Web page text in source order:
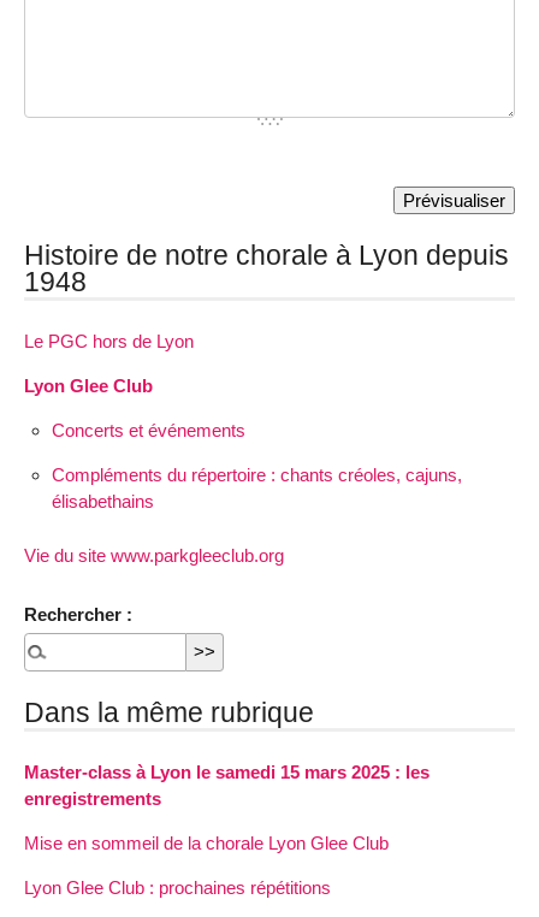
Histoire de notre chorale à Lyon depuis
1948
Le PGC hors de Lyon
Lyon Glee Club
Concerts et événements
Compléments du répertoire : chants créoles, cajuns,
élisabethains
Vie du site www.parkgleeclub.org
Rechercher :
Dans la même rubrique
Master-class à Lyon le samedi 15 mars 2025 : les
enregistrements
Mise en sommeil de la chorale Lyon Glee Club
Lyon Glee Club : prochaines répétitions